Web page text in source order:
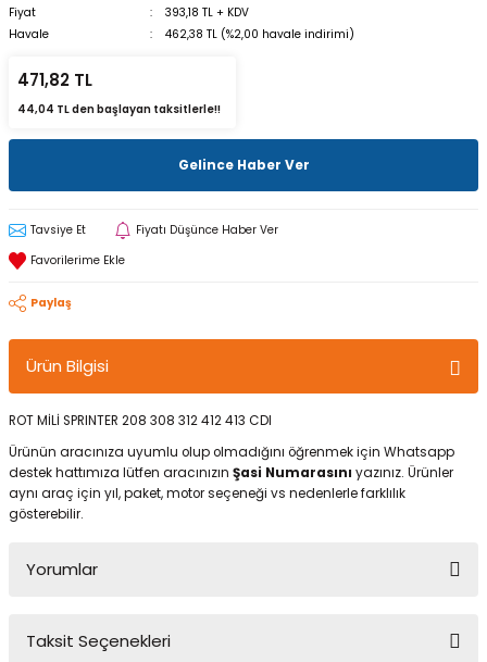
Fiyat
393,18 TL + KDV
Havale
462,38 TL (%2,00 havale indirimi)
471,82 TL
44,04 TL den başlayan taksitlerle!!
Gelince Haber Ver
Tavsiye Et Fiyatı Düşünce Haber Ver
Paylaş
Ürün Bilgisi
ROT MİLİ SPRINTER 208 308 312 412 413 CDI
Ürünün aracınıza uyumlu olup olmadığını öğrenmek için Whatsapp
destek hattımıza lütfen aracınızın Şasi Numarasını yazınız. Ürünler
aynı araç için yıl, paket, motor seçeneği vs nedenlerle farklılık
gösterebilir.
Yorumlar
Taksit Seçenekleri